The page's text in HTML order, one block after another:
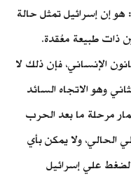
إن إسرائيل تمثل حالة
ذات طبيعة معُقدة.
الإنساني، فإن ذلك لا
وهو الاتجاه السائد
مرحلة ما بعد الحرب
الحالي، ولا يمكن بأي
علي إسرائيل